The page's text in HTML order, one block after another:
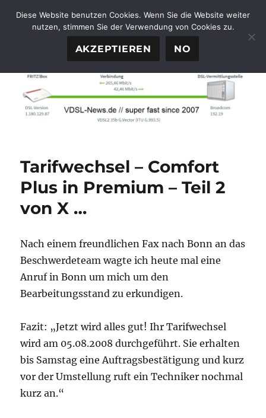
FTTH-News.de
Tarifwechsel – Comfort
Plus in Premium – Teil 2
von X …
Nach einem freundlichen Fax nach Bonn an das
Beschwerdeteam wagte ich heute mal eine
Anruf in Bonn um mich um den
Bearbeitungsstand zu erkundigen.
Fazit: „Jetzt wird alles gut! Ihr Tarifwechsel
wird am 05.08.2008 durchgeführt. Sie erhalten
bis Samstag eine Auftragsbestätigung und kurz
vor der Umstellung ruft ein Techniker nochmal
kurz an.“
Diese Website benutzen Cookies. Wenn Sie die Website weiter
nutzen, stimmen Sie der Verwendung von Cookies zu.
AKZEPTIEREN NO